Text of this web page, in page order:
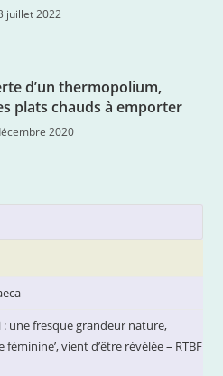
juillet 2022
d’un thermopolium,
plats chauds à emporter
2020
une fresque grandeur nature,
vient d’être révélée – RTBF